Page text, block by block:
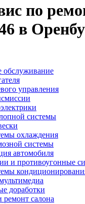
по
в
обслуживание
управления
системы
охлаждения
системы
автомобиля
и противоугонные
доработки
ремонт салона